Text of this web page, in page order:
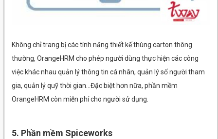
Không chỉ trang bị các tính năng thiết kế thùng carton thông
thường, OrangeHRM cho phép người dùng thực hiện các công
việc khác nhau quản lý thông tin cá nhân, quản lý số người tham
gia, quản lý quỹ thời gian…Đặc biệt hơn nữa, phần mềm
OrangeHRM còn miễn phí cho người sử dụng.
5. Phần mềm Spiceworks